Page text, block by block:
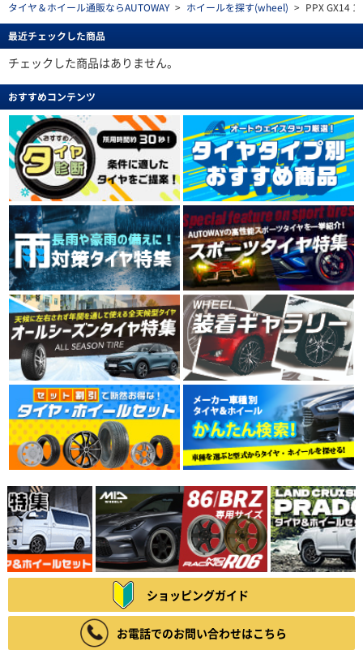
タイヤ＆ホイール通販ならAUTOWAY > ホイールを探す(wheel) > PPX GX14
最近チェックした商品
チェックした商品はありません。
おすすめコンテンツ
ショッピングガイド
お電話でのお問い合わせはこちら